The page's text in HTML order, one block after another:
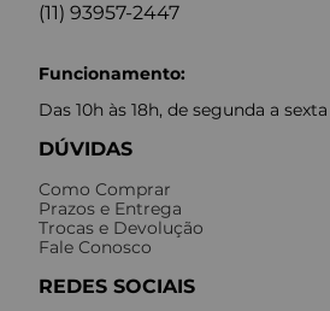
(11) 93957-2447
Funcionamento:
Das 10h às 18h, de segunda a sexta
DÚVIDAS
Como Comprar
Prazos e Entrega
Trocas e Devolução
Fale Conosco
REDES SOCIAIS